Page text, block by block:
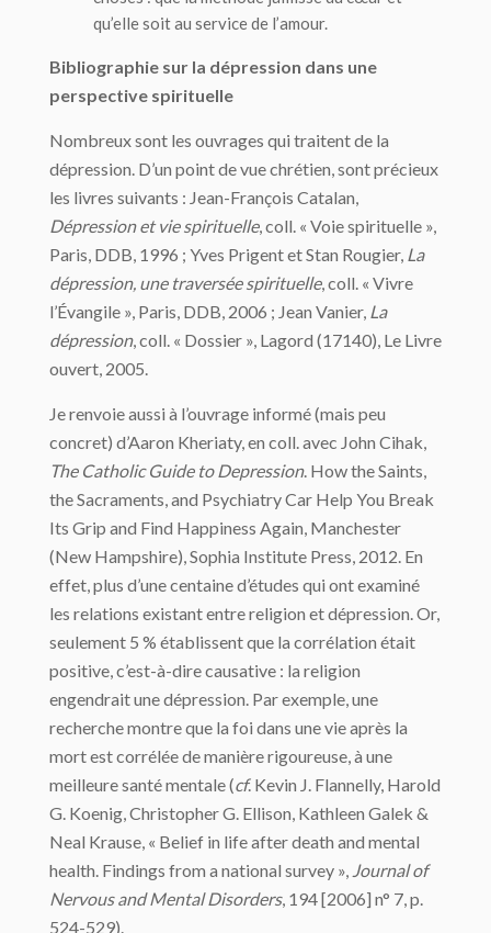
qu’elle soit au service de l’amour.
Bibliographie sur la dépression dans une
perspective spirituelle
Nombreux sont les ouvrages qui traitent de la
dépression. D’un point de vue chrétien, sont précieux
les livres suivants : Jean-François Catalan,
Dépression et vie spirituelle, coll. « Voie spirituelle »,
Paris, DDB, 1996 ; Yves Prigent et Stan Rougier, La
dépression, une traversée spirituelle, coll. « Vivre
l’Évangile », Paris, DDB, 2006 ; Jean Vanier, La
dépression, coll. « Dossier », Lagord (17140), Le Livre
ouvert, 2005.
Je renvoie aussi à l’ouvrage informé (mais peu
concret) d’Aaron Kheriaty, en coll. avec John Cihak,
The Catholic Guide to Depression. How the Saints,
the Sacraments, and Psychiatry Car Help You Break
Its Grip and Find Happiness Again, Manchester
(New Hampshire), Sophia Institute Press, 2012. En
effet, plus d’une centaine d’études qui ont examiné
les relations existant entre religion et dépression. Or,
seulement 5 % établissent que la corrélation était
positive, c’est-à-dire causative : la religion
engendrait une dépression. Par exemple, une
recherche montre que la foi dans une vie après la
mort est corrélée de manière rigoureuse, à une
meilleure santé mentale (cf. Kevin J. Flannelly, Harold
G. Koenig, Christopher G. Ellison, Kathleen Galek &
Neal Krause, « Belief in life after death and mental
health. Findings from a national survey », Journal of
Nervous and Mental Disorders, 194 [2006] n° 7, p.
524-529).